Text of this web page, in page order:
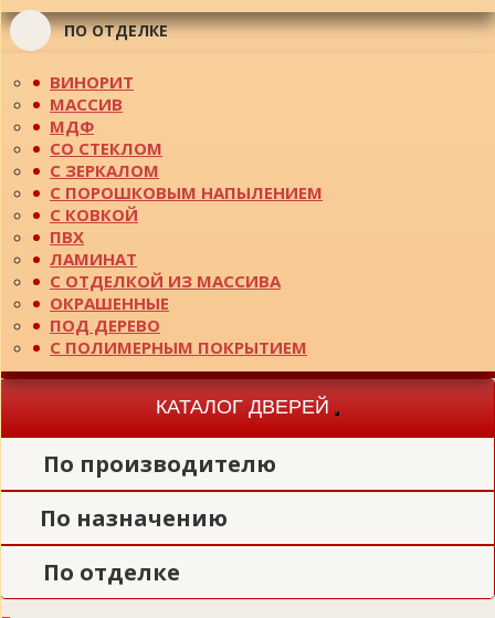
ПО ОТДЕЛКЕ
ВИНОРИТ
МАССИВ
МДФ
СО СТЕКЛОМ
С ЗЕРКАЛОМ
С ПОРОШКОВЫМ НАПЫЛЕНИЕМ
С КОВКОЙ
ПВХ
ЛАМИНАТ
С ОТДЕЛКОЙ ИЗ МАССИВА
ОКРАШЕННЫЕ
ПОД ДЕРЕВО
С ПОЛИМЕРНЫМ ПОКРЫТИЕМ
КАТАЛОГ ДВЕРЕЙ
Toggle
navigation
По производителю
По назначению
По отделке